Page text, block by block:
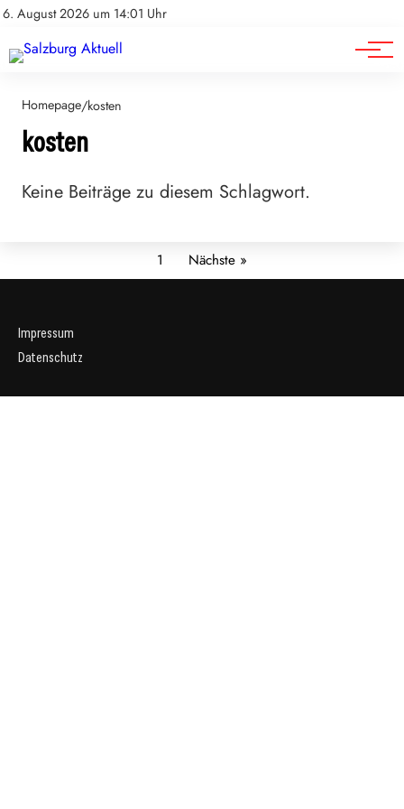
6. August 2026 um 14:01 Uhr
Impressum
Sport
Wirtschaft
Homepage/kosten
kosten
Keine Beiträge zu diesem Schlagwort.
1 Nächste »
Impressum
Datenschutz